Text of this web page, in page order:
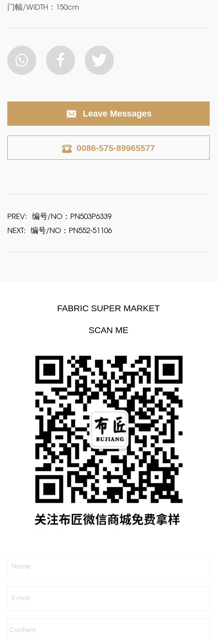
门幅/WIDTH：150cm
Leave Messages
0086-575-89965577
PREV: 编号/NO：PN503P6339
NEXT: 编号/NO：PN552-51106
FABRIC SUPER MARKET
SCAN ME
Name
E-mail
Content